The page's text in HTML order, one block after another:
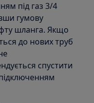
під газ 3/4
гумову
шланга. Якщо
до нових труб
спустити